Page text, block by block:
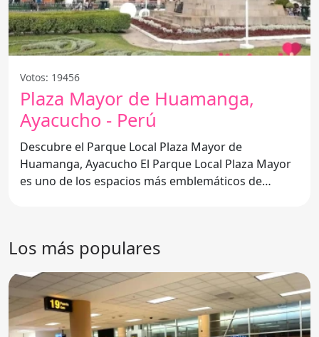
Votos: 19456
Plaza Mayor de Huamanga,
Ayacucho - Perú
Descubre el Parque Local Plaza Mayor de
Huamanga, Ayacucho El Parque Local Plaza Mayor
es uno de los espacios más emblemáticos de
Los más populares